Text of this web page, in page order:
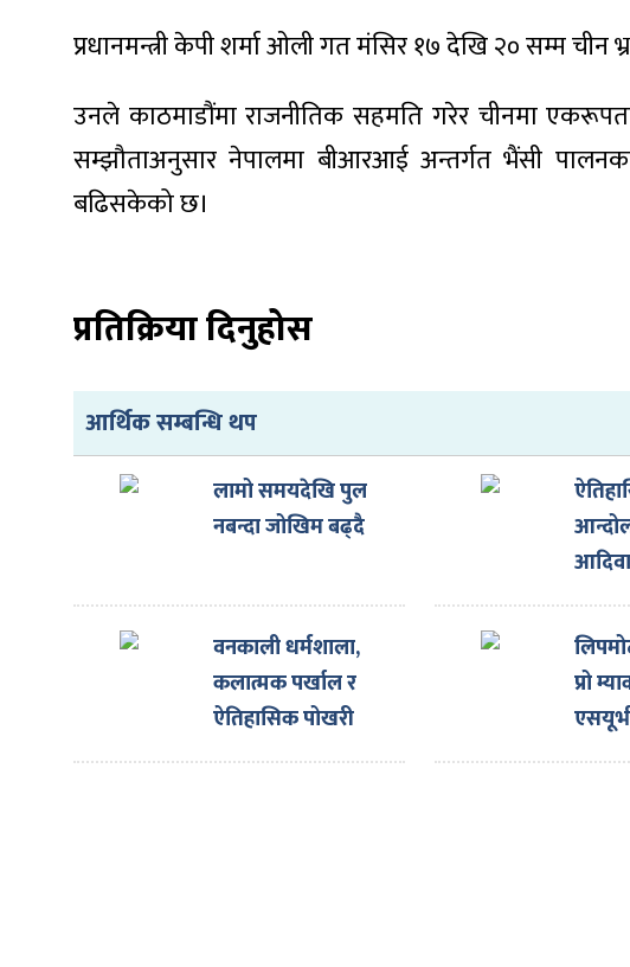
प्रधानमन्त्री केपी शर्मा ओली गत मंसिर १७ देखि २० सम्म
उनले काठमाडौंमा राजनीतिक सहमति गरेर चीनमा
सम्झौताअनुसार नेपालमा बीआरआई अन्तर्गत भैंसी
बढिसकेको छ।
प्रतिक्रिया दिनुहोस
आर्थिक सम्बन्धि थप
लामो समयदेखि पुल
नबन्दा जोखिम बढ्दै
यादव
वनकाली धर्मशाला,
कलात्मक पर्खाल र
ऐतिहासिक पोखरी
पुनर्निर्माण
प्रो